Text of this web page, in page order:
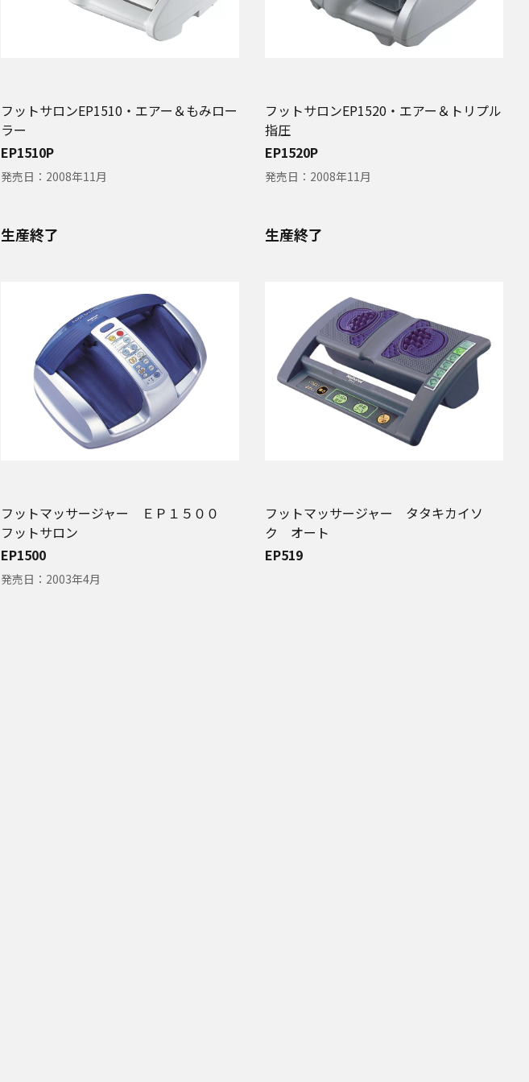
フットサロンEP1510・エアー＆もみロー
ラー
EP1510P
発売日： 2008年11月
フットサロンEP1520・エアー＆トリプル
指圧
EP1520P
発売日： 2008年11月
生産終了
フットマッサージャー ＥＰ１５００
フットサロン
EP1500
発売日： 2003年4月
生産終了
フットマッサージャー タタキカイソ
ク オート
EP519